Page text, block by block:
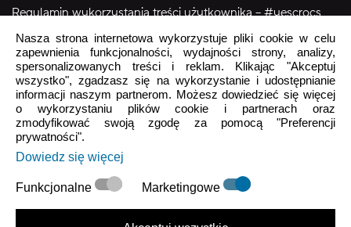
Regulamin wykorzystania treści użytkownika – #yescrocs
Obsługa Klienta
Pon - Pt9:00 - 16:00
Sob - NdzZamknięte
crocs.sklep@intersocks.pl
22 230 94 60
Wyślij
Nasza strona internetowa wykorzystuje pliki cookie w celu
zapewnienia funkcjonalności, wydajności strony, analizy,
spersonalizowanych treści i reklam. Klikając "Akceptuj
wszystko", zgadzasz się na wykorzystanie i udostępnianie
informacji naszym partnerom. Możesz dowiedzieć się więcej
o wykorzystaniu plików cookie i partnerach oraz
zmodyfikować swoją zgodę za pomocą "Preferencji
prywatności".
Dowiedz się więcej
Funkcjonalne Marketingowe